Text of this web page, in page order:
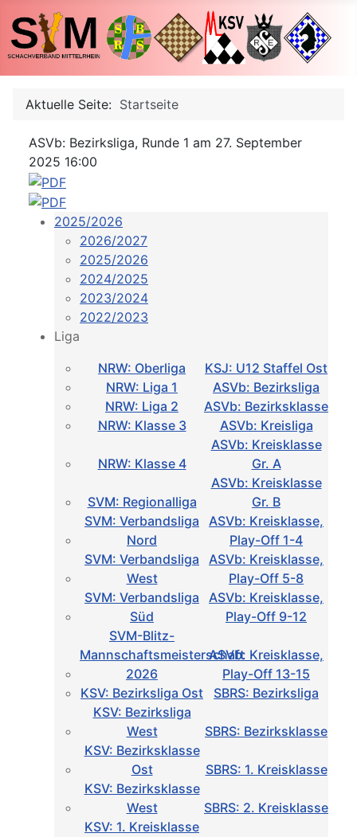
Aktuelle Seite: Startseite
ASVb: Bezirksliga, Runde 1 am 27. September
2025 16:00
2025/2026
2026/2027
2025/2026
2024/2025
2023/2024
2022/2023
Liga
NRW: Oberliga
KSJ: U12 Staffel Ost
NRW: Liga 1
ASVb: Bezirksliga
NRW: Liga 2
ASVb: Bezirksklasse
NRW: Klasse 3
ASVb: Kreisliga
NRW: Klasse 4
ASVb: Kreisklasse
Gr. A
SVM: Regionalliga
ASVb: Kreisklasse
Gr. B
SVM: Verbandsliga
Nord
ASVb: Kreisklasse,
Play-Off 1-4
SVM: Verbandsliga
West
ASVb: Kreisklasse,
Play-Off 5-8
SVM: Verbandsliga
Süd
ASVb: Kreisklasse,
Play-Off 9-12
SVM-Blitz-
Mannschaftsmeisterschaft
2026
ASVb: Kreisklasse,
Play-Off 13-15
KSV: Bezirksliga Ost
SBRS: Bezirksliga
KSV: Bezirksliga
West
SBRS: Bezirksklasse
KSV: Bezirksklasse
Ost
SBRS: 1. Kreisklasse
KSV: Bezirksklasse
West
SBRS: 2. Kreisklasse
KSV: 1. Kreisklasse